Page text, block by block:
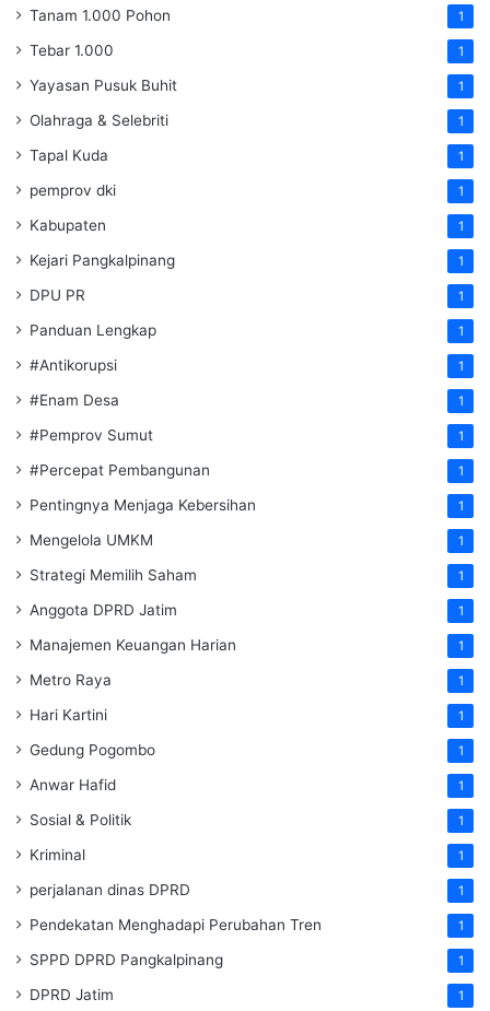
Tanam 1.000 Pohon 1
Tebar 1.000 1
Yayasan Pusuk Buhit 1
Olahraga & Selebriti 1
Tapal Kuda 1
pemprov dki 1
Kabupaten 1
Kejari Pangkalpinang 1
DPU PR 1
Panduan Lengkap 1
#Antikorupsi 1
#Enam Desa 1
#Pemprov Sumut 1
#Percepat Pembangunan 1
Pentingnya Menjaga Kebersihan 1
Mengelola UMKM 1
Strategi Memilih Saham 1
Anggota DPRD Jatim 1
Manajemen Keuangan Harian 1
Metro Raya 1
Hari Kartini 1
Gedung Pogombo 1
Anwar Hafid 1
Sosial & Politik 1
Kriminal 1
perjalanan dinas DPRD 1
Pendekatan Menghadapi Perubahan Tren 1
SPPD DPRD Pangkalpinang 1
DPRD Jatim 1